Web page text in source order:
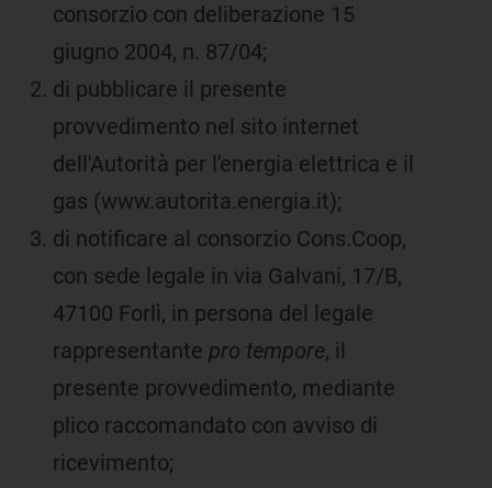
consorzio con deliberazione 15
giugno 2004, n. 87/04;
di pubblicare il presente
provvedimento nel sito internet
dell'Autorità per l'energia elettrica e il
gas (www.autorita.energia.it);
di notificare al consorzio Cons.Coop,
con sede legale in via Galvani, 17/B,
47100 Forlì, in persona del legale
rappresentante pro tempore, il
presente provvedimento, mediante
plico raccomandato con avviso di
ricevimento;